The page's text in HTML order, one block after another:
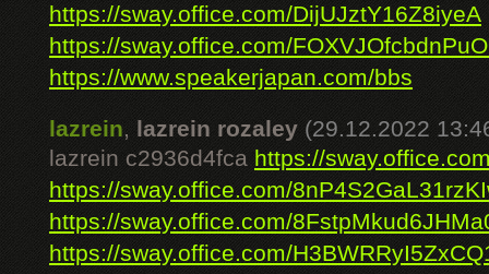
https://sway.office.com/DijUJztY16Z8iyeA
https://sway.office.com/
https://www.speakerjapan.com/bbs
lazrein, lazrein rozaley (29.12.2022
lazrein c2936d4fca https://
https://sway.office.com/
https://sway.office.com/
https://sway.office.com/